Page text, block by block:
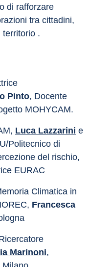
di rafforzare
tra cittadini,
territorio .
Pinto, Docente
MOHYCAM.
Luca Lazzarini e
Politecnico di
del rischio,
EURAC
Climatica in
Francesca
Marinoni,